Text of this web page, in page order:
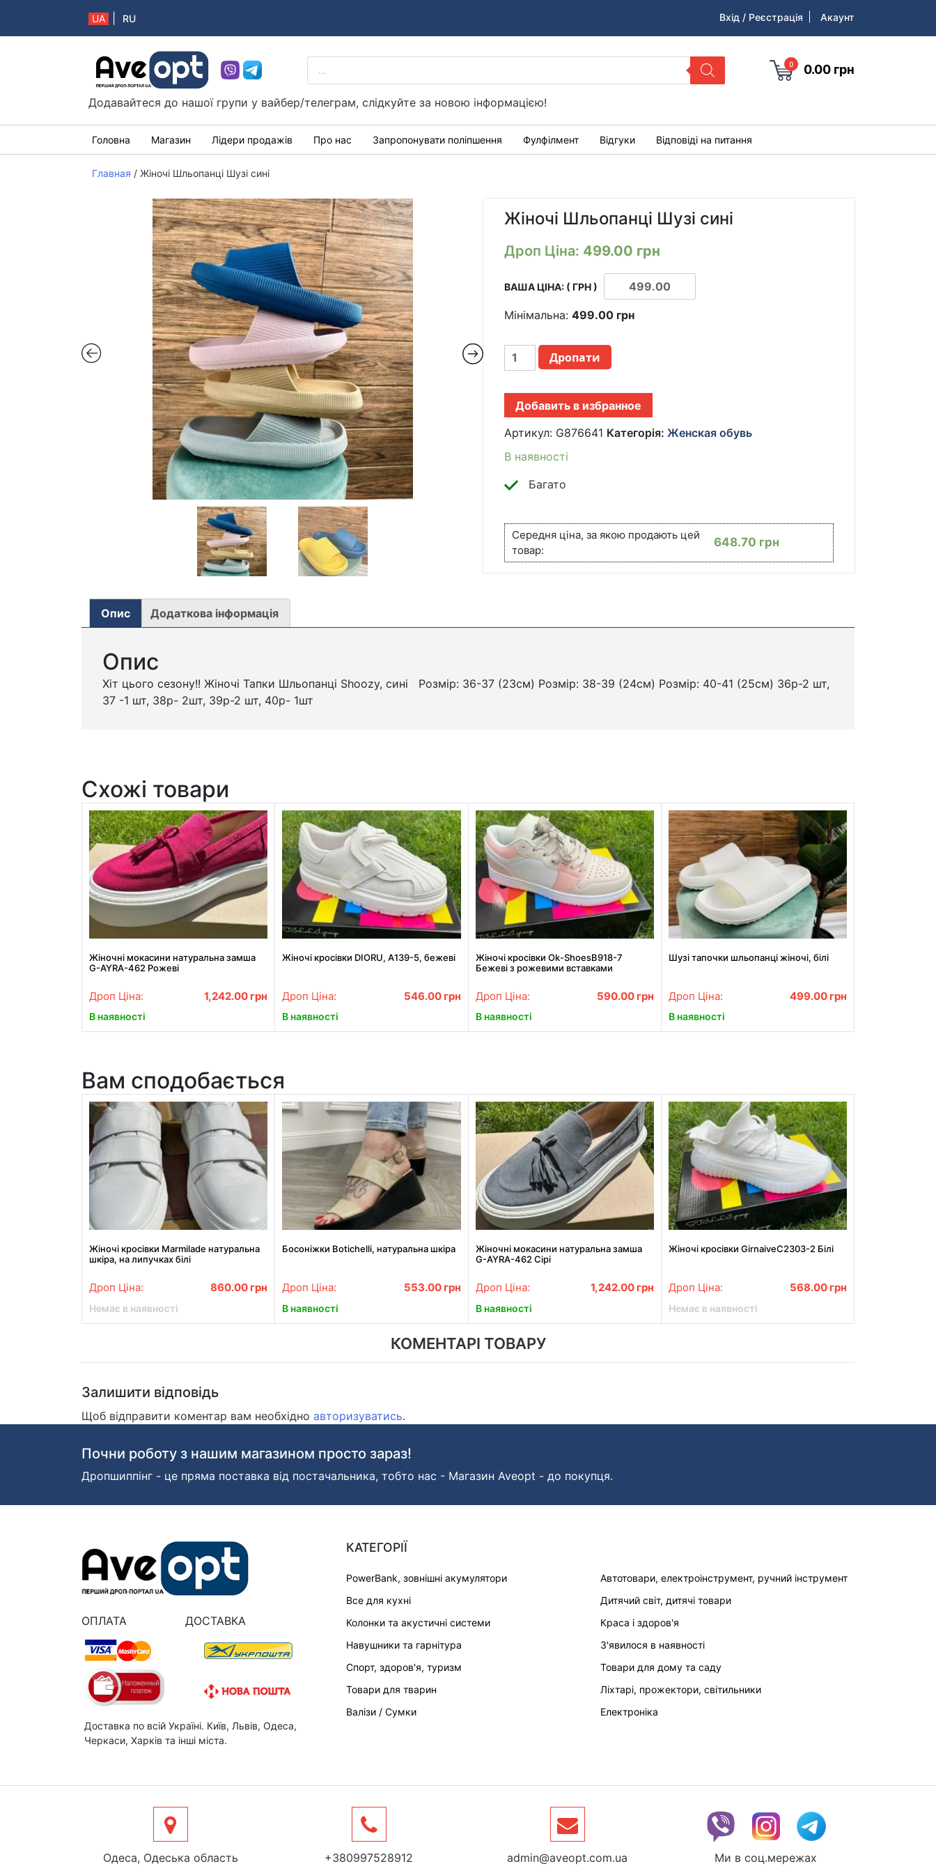
UA RU Вхід / Реєстрація Акаунт
Aveopt – оптова дропшипінг платформа в Україні
PRODUCTS
SEARCH
0 0.00 грн
Додавайтеся до нашої групи у вайбер/телеграм, слідкуйте за новою інформацією!
Головна Магазин Лідери продажів Про нас Запропонувати поліпшення Фулфілмент Відгуки Відповіді на питання
Главная / Жіночі Шльопанці Шузі сині
Жіночі Шльопанці Шузі сині
Дроп Ціна: 499.00 грн
ВАША ЦІНА: ( ГРН )
Мінімальна: 499.00 грн
ЖЕНСКИЕ
SHOOZY
СИНИЕ
Дропати
Добавить в избранное
Артикул: G876641 Категорія:Женская обувь
В наявності
Багато
Середня ціна, за якою продають цей
товар:
648.70 грн
Опис Додаткова інформація
Опис
Хіт цього сезону!! Жіночі Тапки Шльопанці Shoozy, сині Розмір: 36-37 (23см) Розмір: 38-39 (24см) Розмір: 40-41 (25см) 36р-2 шт,
37 -1 шт, 38р- 2шт, 39р-2 шт, 40р- 1шт
Схожі товари
Жіночні мокасини натуральна замша
G-AYRA-462 Рожеві
Дроп Ціна: 1,242.00 грн
В наявності
Жіночі кросівки DIORU, A139-5, бежеві
Дроп Ціна: 546.00 грн
В наявності
Жіночі кросівки Ok-ShoesB918-7
Бежеві з рожевими вставками
Дроп Ціна: 590.00 грн
В наявності
Шузі тапочки шльопанці жіночі, білі
Дроп Ціна: 499.00 грн
В наявності
Вам сподобається
Жіночі кросівки Marmilade натуральна
шкіра, на липучках білі
Дроп Ціна: 860.00 грн
Немає в наявності
Босоніжки Botichelli, натуральна шкіра
Дроп Ціна: 553.00 грн
В наявності
Жіночні мокасини натуральна замша
G-AYRA-462 Сірі
Дроп Ціна: 1,242.00 грн
В наявності
Жіночі кросівки GirnaiveC2303-2 Білі
Дроп Ціна: 568.00 грн
Немає в наявності
КОМЕНТАРІ ТОВАРУ
Залишити відповідь
Щоб відправити коментар вам необхідно авторизуватись.
Почни роботу з нашим магазином просто зараз!
Дропшиппінг - це пряма поставка від постачальника, тобто нас - Магазин Aveopt - до покупця.
ОПЛАТА ДОСТАВКА
Доставка по всій Україні. Київ, Львів, Одеса,
Черкаси, Харків та інші міста.
КАТЕГОРІЇ
PowerBank, зовнішні акумулятори
Автотовари, електроінструмент, ручний інструмент
Все для кухні
Дитячий світ, дитячі товари
Колонки та акустичні системи
Краса і здоров'я
Навушники та гарнітура
З'явилося в наявності
Спорт, здоров'я, туризм
Товари для дому та саду
Товари для тварин
Ліхтарі, прожектори, світильники
Валізи / Сумки
Електроніка
Одеса, Одеська область +380997528912 admin@aveopt.com.ua Ми в соц.мережах